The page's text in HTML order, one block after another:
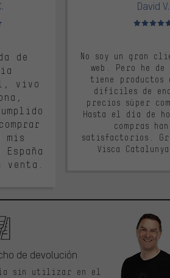
5 de 5
de
vivo
mis
venta.
David V.
Valoración
No soy un gran
web. Pero he
tiene productos
difíciles de
precios súper
Hasta el día de
compras
satisfactorios.
Visca
de devolución
sin utilizar en el